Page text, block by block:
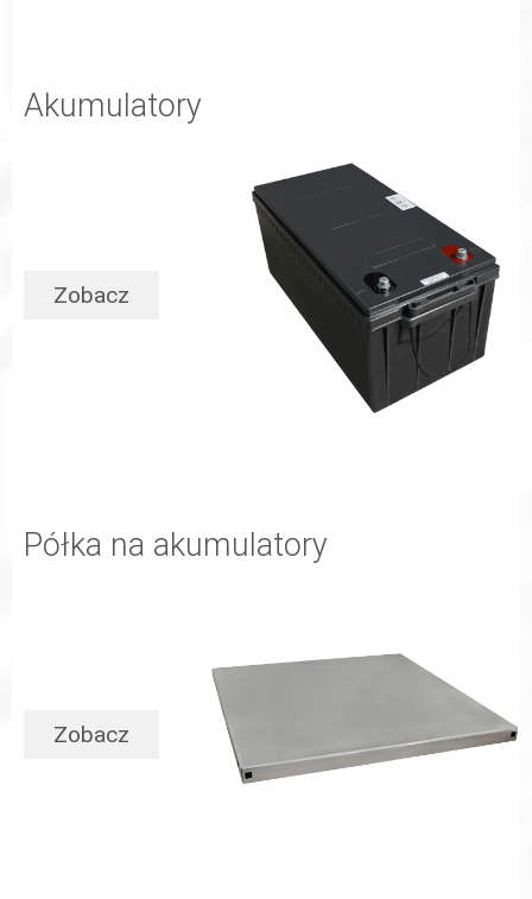
Akumulatory
Zobacz
Półka na akumulatory
Zobacz